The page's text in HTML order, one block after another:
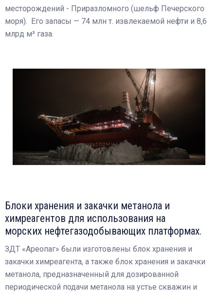
месторождений - Приразломного (шельф Печерского
моря). Его запасы — 74 млн т. извлекаемой нефти и 8,6
млрд м³ газа.
Блоки хранения и закачки метанола и
химреагентов для использования на
морских нефтегазодобывающих платформах.
ЗДТ «Ареопаг» были изготовлены блок хранения и
закачки химреагента, а также блок хранения и закачки
метанола, предназначенный для дозированной
периодической подачи метанола на устье скважин и